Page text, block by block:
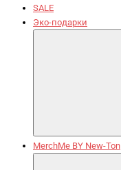
SALE
Эко-подарки
MerchMe BY New-Ton